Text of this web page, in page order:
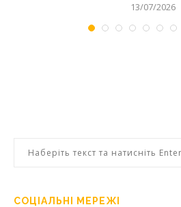
13/07/2026
СОЦІАЛЬНІ МЕРЕЖІ